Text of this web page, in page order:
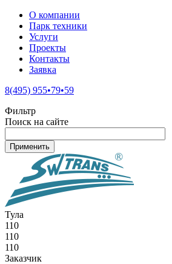
О компании
Парк техники
Услуги
Проекты
Контакты
Заявка
8(495) 955•79•59
Фильтр
Поиск на сайте
Тула
110
110
110
Заказчик